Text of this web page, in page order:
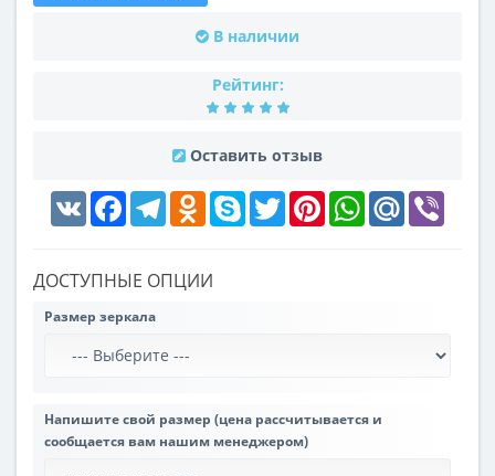
В наличии
Рейтинг:
Оставить отзыв
VK FacebookTelegramOdnoklassniki
Skype Twitter PinterestWhatsAppMail.Ru
ДОСТУПНЫЕ ОПЦИИ
Размер зеркала
Напишите свой размер (цена рассчитывается и
сообщается вам нашим менеджером)